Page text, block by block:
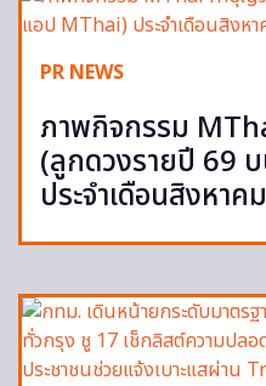
PR NEWS
ภาพกิจกรรม
(ลูกดวงรายปี 69
ประจำเดือนสิงหา